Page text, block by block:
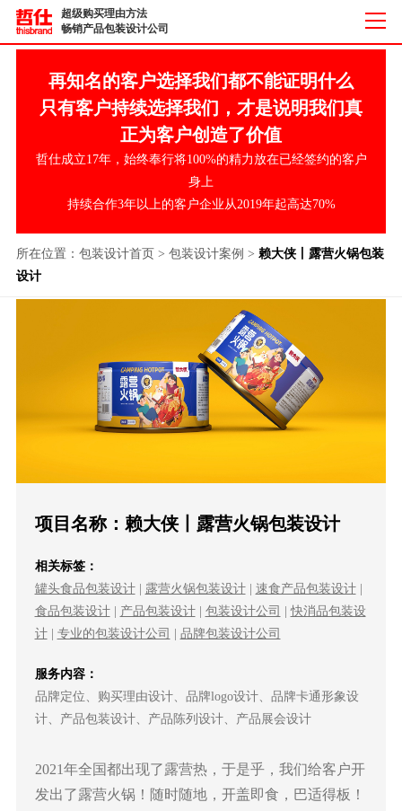
超级购买理由方法
畅销产品包装设计公司
再知名的客户选择我们都不能证明什么
只有客户持续选择我们，才是说明我们真
正为客户创造了价值
哲仕成立17年，始终奉行将100%的精力放在已经签约的客户
身上
持续合作3年以上的客户企业从2019年起高达70%
所在位置： 包装设计首页 > 包装设计案例 > 赖大侠丨露营火锅包装
设计
项目名称：赖大侠丨露营火锅包装设计
相关标签：
罐头食品包装设计| 露营火锅包装设计| 速食产品包装设计|
食品包装设计| 产品包装设计| 包装设计公司 |快消品包装设
计| 专业的包装设计公司 品牌包装设计公司
服务内容：
品牌定位、购买理由设计、品牌logo设计、品牌卡通形象设
计、产品包装设计、产品陈列设计、产品展会设计
2021年全国都出现了露营热，于是乎，我们给客户开
发出了露营火锅！随时随地，开盖即食，巴适得板！